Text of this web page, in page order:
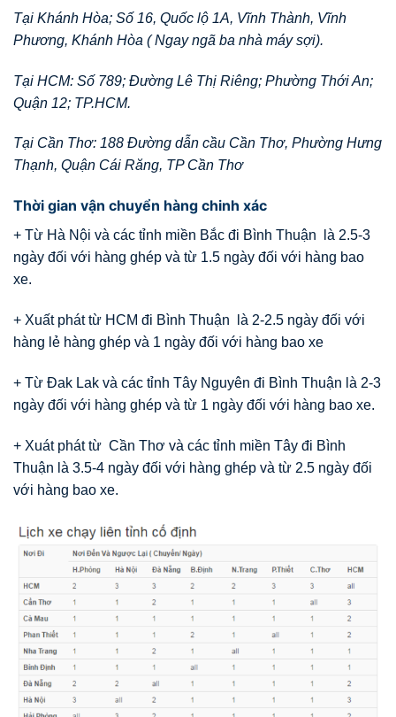
Tại Khánh Hòa; Số 16, Quốc lộ 1A, Vĩnh Thành, Vĩnh
Phương, Khánh Hòa ( Ngay ngã ba nhà máy sợi).
Tại HCM: Số 789; Đường Lê Thị Riêng; Phường Thới An;
Quận 12; TP.HCM.
Tại Cần Thơ: 188 Đường dẫn cầu Cần Thơ, Phường Hưng
Thạnh, Quận Cái Răng, TP Cần Thơ
Thời gian vận chuyển hàng chinh xác
+ Từ Hà Nội và các tỉnh miền Bắc đi Bình Thuận là 2.5-3
ngày đối với hàng ghép và từ 1.5 ngày đối với hàng bao
xe.
+ Xuất phát từ HCM đi Bình Thuận là 2-2.5 ngày đối với
hàng lẻ hàng ghép và 1 ngày đối với hàng bao xe
+ Từ Đak Lak và các tỉnh Tây Nguyên đi Bình Thuận là 2-3
ngày đối với hàng ghép và từ 1 ngày đối với hàng bao xe.
+ Xuát phát từ Cần Thơ và các tỉnh miền Tây đi Bình
Thuận là 3.5-4 ngày đối với hàng ghép và từ 2.5 ngày đối
với hàng bao xe.